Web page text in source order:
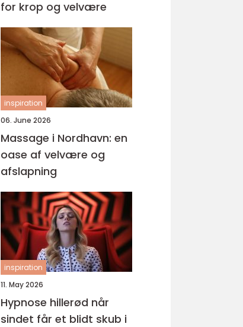
for krop og velvære
inspiration
06. June 2026
Massage i Nordhavn: en
oase af velvære og
afslapning
inspiration
11. May 2026
Hypnose hillerød når
sindet får et blidt skub i